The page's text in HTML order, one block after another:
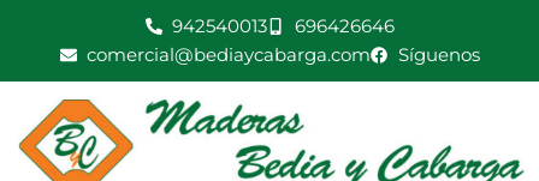
942540013
696426646
comercial@bediaycabarga.com
Síguenos